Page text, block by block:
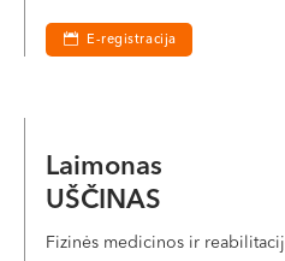
E-registracija
Laimonas
UŠČINAS
Fizinės medicinos ir